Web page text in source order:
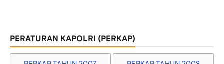
PERATURAN KAPOLRI (PERKAP)